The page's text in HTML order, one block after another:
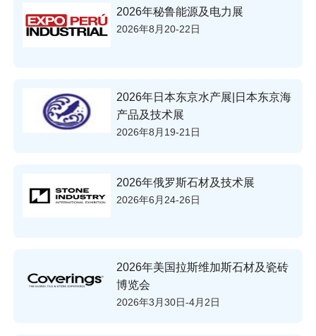
2026年秘鲁能源及电力展
2026年8月20-22日
2026年日本东京水产展|日本东京海
产品及技术展
2026年8月19-21日
2026年俄罗斯石材及技术展
2026年6月24-26日
2026年美国拉斯维加斯石材及瓷砖
博览会
2026年3月30日-4月2日